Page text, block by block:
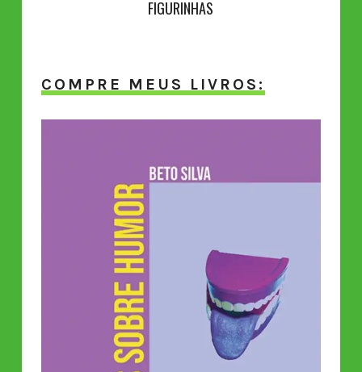
FIGURINHAS
COMPRE MEUS LIVROS: